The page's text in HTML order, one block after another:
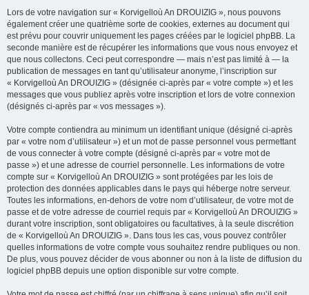
Lors de votre navigation sur « Korvigelloù An DROUIZIG », nous pouvons
également créer une quatrième sorte de cookies, externes au document qui
est prévu pour couvrir uniquement les pages créées par le logiciel phpBB. La
seconde manière est de récupérer les informations que vous nous envoyez et
que nous collectons. Ceci peut correspondre — mais n’est pas limité à — la
publication de messages en tant qu’utilisateur anonyme, l’inscription sur
« Korvigelloù An DROUIZIG » (désignée ci-après par « votre compte ») et les
messages que vous publiez après votre inscription et lors de votre connexion
(désignés ci-après par « vos messages »).
Votre compte contiendra au minimum un identifiant unique (désigné ci-après
par « votre nom d’utilisateur ») et un mot de passe personnel vous permettant
de vous connecter à votre compte (désigné ci-après par « votre mot de
passe ») et une adresse de courriel personnelle. Les informations de votre
compte sur « Korvigelloù An DROUIZIG » sont protégées par les lois de
protection des données applicables dans le pays qui héberge notre serveur.
Toutes les informations, en-dehors de votre nom d’utilisateur, de votre mot de
passe et de votre adresse de courriel requis par « Korvigelloù An DROUIZIG »
durant votre inscription, sont obligatoires ou facultatives, à la seule discrétion
de « Korvigelloù An DROUIZIG ». Dans tous les cas, vous pouvez contrôler
quelles informations de votre compte vous souhaitez rendre publiques ou non.
De plus, vous pouvez décider de vous abonner ou non à la liste de diffusion du
logiciel phpBB depuis une option disponible sur votre compte.